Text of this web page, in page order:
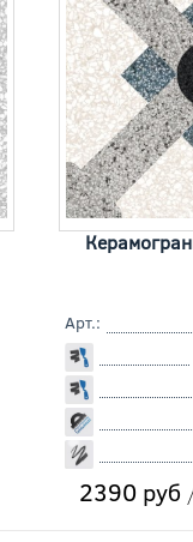
Арт.:
2390 руб